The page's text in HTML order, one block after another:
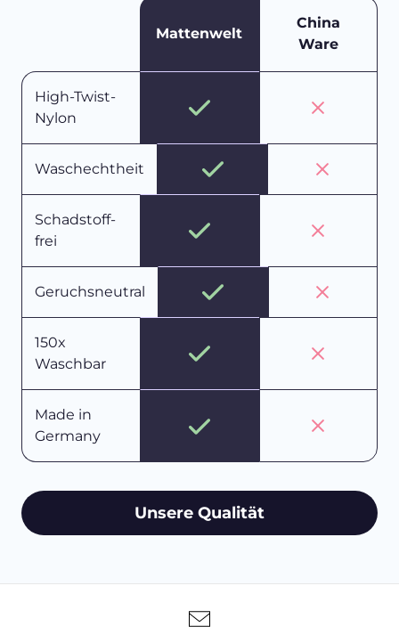
Mattenwelt
China
Ware
High-Twist-
Nylon
Waschechtheit
Schadstoff-
frei
Geruchsneutral
150x
Waschbar
Made in
Germany
Unsere Qualität